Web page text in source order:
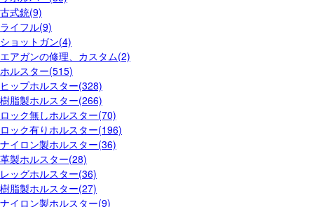
古式銃(9)
ライフル(9)
ショットガン(4)
エアガンの修理、カスタム(2)
ホルスター(515)
ヒップホルスター(328)
樹脂製ホルスター(266)
ロック無しホルスター(70)
ロック有りホルスター(196)
ナイロン製ホルスター(36)
革製ホルスター(28)
レッグホルスター(36)
樹脂製ホルスター(27)
ナイロン製ホルスター(9)